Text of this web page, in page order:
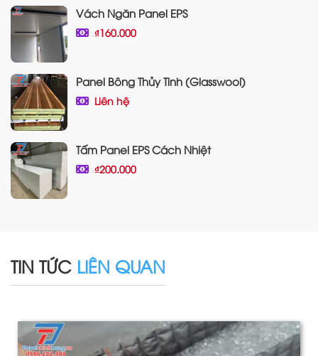
Vách Ngăn Panel EPS
₫160.000
Panel Bông Thủy Tinh (Glasswool)
Liên hệ
Tấm Panel EPS Cách Nhiệt
₫200.000
TIN TỨC LIÊN QUAN